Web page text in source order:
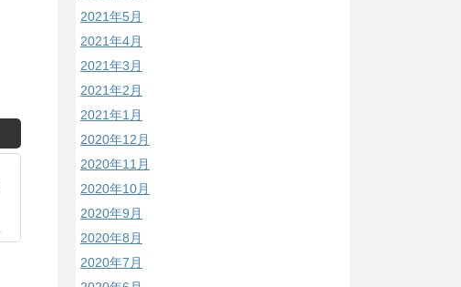
2021年5月
2021年4月
2021年3月
2021年2月
2021年1月
2020年12月
2020年11月
2020年10月
2020年9月
2020年8月
2020年7月